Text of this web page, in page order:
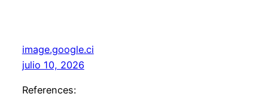
image.google.ci
julio 10, 2026
References: